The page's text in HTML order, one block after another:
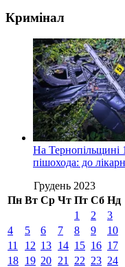
Кримінал
На Тернопільщині
пішохода: до
Грудень 2023
Пн Вт Ср Чт Пт Сб Нд
1
2
3
4
5 6 7 8 9
10
11
12 13 14 15 16 17
18 19 20 21 22 23 24